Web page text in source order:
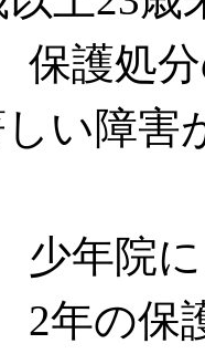
護処分
い障害
年院に
の保